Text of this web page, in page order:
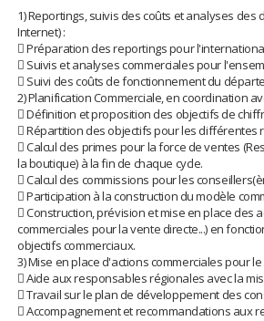
1) Reportings, suivis des coûts et analyses
Internet) :
 Préparation des reportings pour
 Suivis et analyses commerciales pour
 Suivi des coûts de fonctionnement du
2) Planification Commerciale, en coordination
 Définition et proposition des objectifs de
 Répartition des objectifs pour les différentes
 Calcul des primes pour la force de ventes
la boutique) à la fin de chaque cycle.
 Calcul des commissions pour les
 Participation à la construction du modèle
 Construction, prévision et mise en place des
commerciales pour la vente directe...) en
objectifs commerciaux.
3) Mise en place d'actions commerciales pour
 Aide aux responsables régionales avec la
 Travail sur le plan de développement des
 Accompagnement et recommandations aux